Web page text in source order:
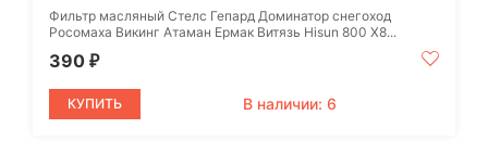
Фильтр масляный Стелс Гепард Доминатор снегоход
Росомаха Викинг Атаман Ермак Витязь Hisun 800 X8...
390 ₽
КУПИТЬ В наличии: 6